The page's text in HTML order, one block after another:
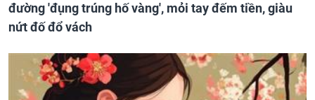
đường 'đụng trúng hố vàng', mỏi tay đếm tiền, giàu
nứt đố đổ vách